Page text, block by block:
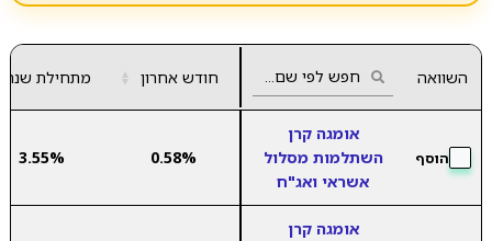
השוואה חודש אחרון ▲
▼ מתחילת שנה
הוסף
אומגה קרן
השתלמות מסלול
אשראי ואג"ח
0.58%
3.55%
אומגה קרן